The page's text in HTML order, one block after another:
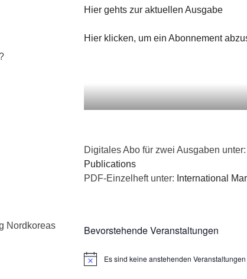
Nordkoreas
Hier gehts zur aktuellen Ausgabe
Hier klicken, um ein Abonnement
Digitales Abo für zwei Ausgaben unter:
Publications
PDF-Einzelheft unter: International
Bevorstehende Veranstaltungen
HinweisEs sind keine anstehenden